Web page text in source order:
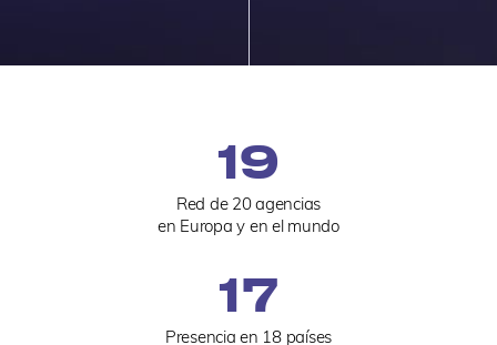
Red de 20 agencias
en Europa y en el mundo
20
Presencia en 18 países
18